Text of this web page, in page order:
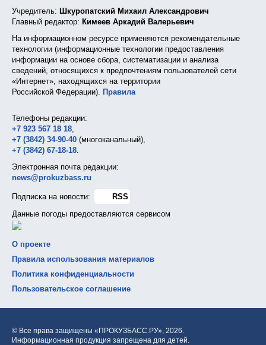
Учредитель: Шкуропатский Михаил Александрович
Главный редактор: Кимеев Аркадий Валерьевич
На информационном ресурсе применяются рекомендательные
технологии (информационные технологии предоставления
информации на основе сбора, систематизации и анализа
сведений, относящихся к предпочтениям пользователей сети
«Интернет», находящихся на территории
Российской Федерации). Правила
Телефоны редакции:
+7 923 567 18 18,
+7 (3842) 34-90-40 (многоканальный),
+7 (3842) 67-18-18.
Электронная почта редакции:
news@prokuzbass.ru
Подписка на новости:
RSS
Данные погоды предоставляются сервисом
О проекте
Правила использования материалов
Политика конфиденциальности
Пользовательское соглашение
© Все права защищены «ПРОКУЗБАСС.РУ», 2026.
Информационная продукция запрещена для детей.